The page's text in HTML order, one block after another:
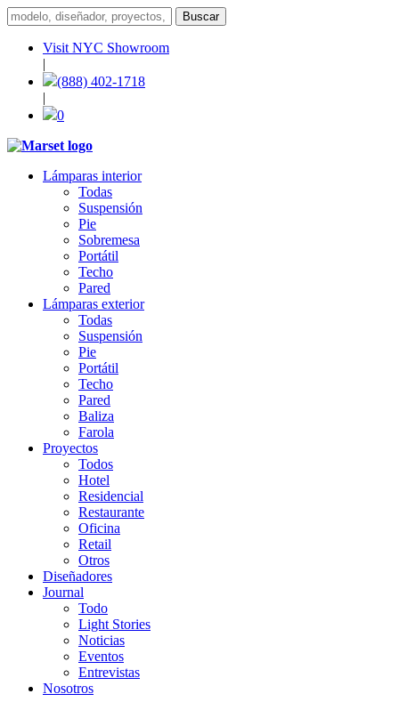
Visit NYC Showroom
|
(888) 402-1718
|
0
Lámparas interior
Todas
Suspensión
Pie
Sobremesa
Portátil
Techo
Pared
Lámparas exterior
Todas
Suspensión
Pie
Portátil
Techo
Pared
Baliza
Farola
Proyectos
Todos
Hotel
Residencial
Restaurante
Oficina
Retail
Otros
Diseñadores
Journal
Todo
Light Stories
Noticias
Eventos
Entrevistas
Nosotros